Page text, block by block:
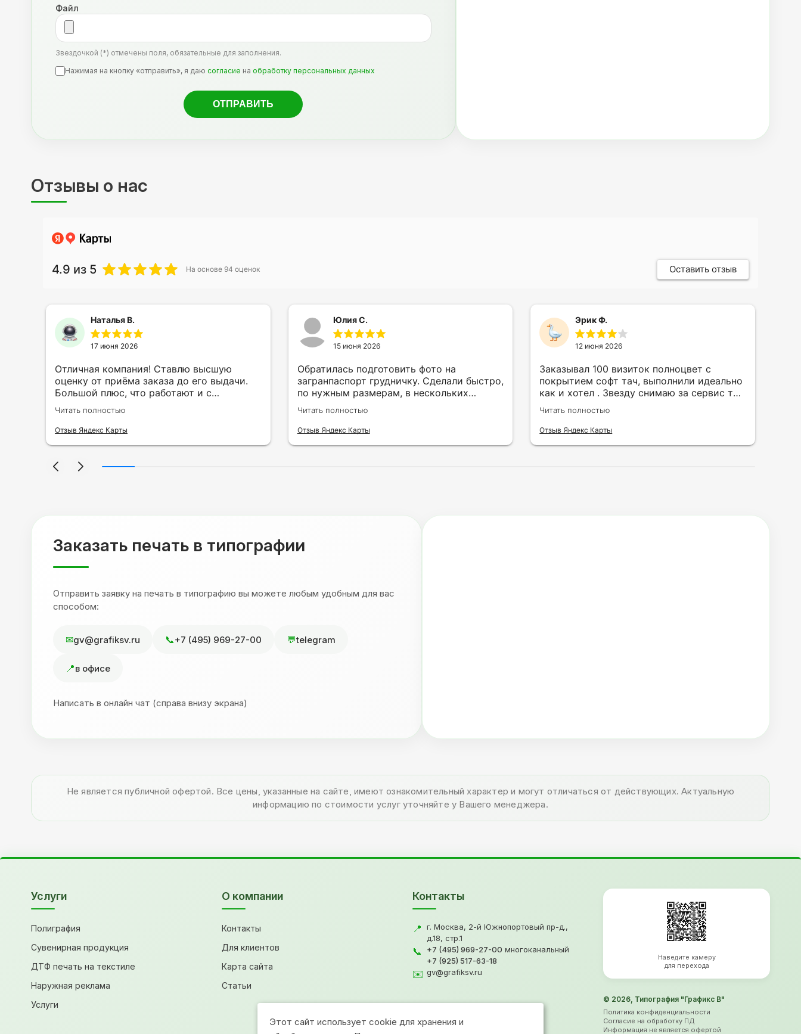
Файл
Звездочкой (*) отмечены поля, обязательные для заполнения.
Нажимая на кнопку «отправить», я даю согласие на обработку персональных данных
Отзывы о нас
4.9 из 5 На основе 94 оценок Оставить отзыв
Наталья В.
17 июня 2026
Отличная компания! Ставлю высшую
оценку от приёма заказа до его выдачи.
Большой плюс, что работают и с
индивидуальными заказами. Нелбходимо
было нанести принт на кружку в подарок.
Заказ был исполнен оперативно и ооочень
спасибо Евгении за терпеливость,
Читать полностью
Отзыв Яндекс Карты
Юлия С.
15 июня 2026
Обратилась подготовить фото на
загранпаспорт грудничку. Сделали быстро,
по нужным размерам, в нескольких
вариантах и цветах.
Читать полностью
Отзыв Яндекс Карты
Эрик Ф.
12 июня 2026
Заказывал 100 визиток полноцвет с
покрытием софт тач, выполнили идеально
как и хотел . Звезду снимаю за сервис так
как в первый день приехал за 30 мин до
закрытия а на месте никого не было.
Читать полностью
Отзыв Яндекс Карты
Заказать печать в типографии
Отправить заявку на печать в типографию вы можете любым удобным для вас
способом:
gv@grafiksv.ru +7 (495) 969-27-00 telegram
в офисе
Написать в онлайн чат (справа внизу экрана)
Не является публичной офертой. Все цены, указанные на сайте, имеют ознакомительный характер и могут отличаться от действующих. Актуальную
информацию по стоимости услуг уточняйте у Вашего менеджера.
Услуги
Полиграфия
Сувенирная продукция
ДТФ печать на текстиле
Наружная реклама
Услуги
О компании
Контакты
Для клиентов
Карта сайта
Статьи
Контакты
📍
г. Москва, 2-й Южнопортовый пр-д.,
д.18, стр.1
📞 +7 (495) 969-27-00 многоканальный
+7 (925) 517-63-18
✉️ gv@grafiksv.ru
Наведите камеру
для перехода
© 2026, Типография "Графикс В"
Политика конфиденциальности
Согласие на обработку ПД
Информация не является офертой
Этот сайт использует cookie для хранения и